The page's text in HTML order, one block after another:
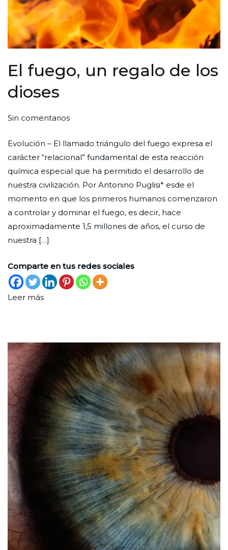
El fuego, un regalo de los
dioses
Por
Ciudad
Nueva
Publicada
30
de
abril
de
2024
Publicada
Ciencia
Sin comentariosen
fuego,
un
regalo
de
los
dioses
Evolución – El llamado triángulo del fuego expresa el
carácter “relacional” fundamental de esta reacción
química especial que ha permitido el desarrollo de
nuestra civilización. Por Antonino Puglisi* esde el
momento en que los primeros humanos comenzaron
a controlar y dominar el fuego, es decir, hace
aproximadamente 1,5 millones de años, el curso de
nuestra […]
Comparte en tus redes sociales
Leer más